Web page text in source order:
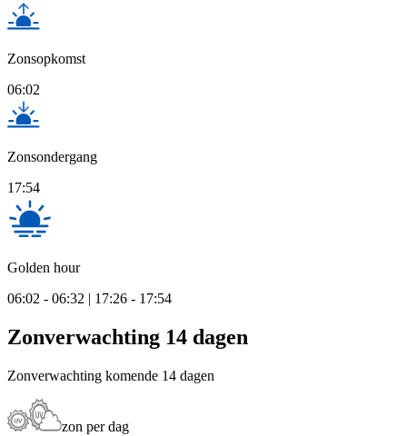
Zonsopkomst
06:02
Zonsondergang
17:54
Golden hour
06:02 - 06:32 | 17:26 - 17:54
Zonverwachting 14 dagen
Zonverwachting komende 14 dagen
zon per dag